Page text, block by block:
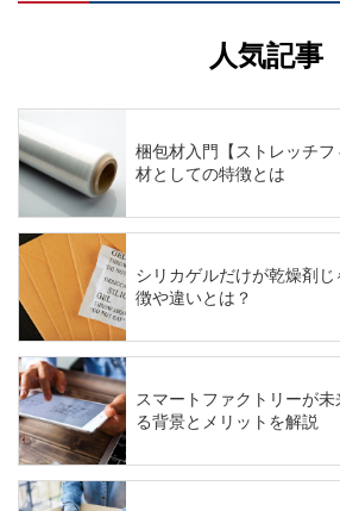
人気記事
梱包材入門【ストレッチ
材としての特徴とは
シリカゲルだけが乾燥剤
徴や違いとは？
スマートファクトリーが
る背景とメリットを解説